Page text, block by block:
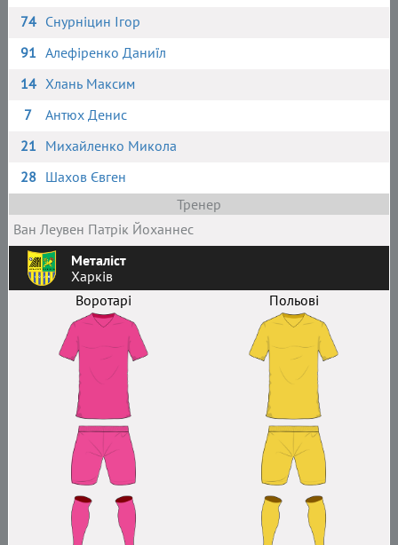
74 Снурніцин Ігор
91 Алефіренко Даниїл
14 Хлань Максим
7
Антюх Денис
21 Михайленко Микола
28 Шахов Євген
Тренер
Ван Леувен Патрік Йоханнес
Металіст
Харків
Воротарі
Польові